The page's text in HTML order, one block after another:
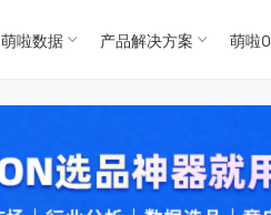
萌啦数据 产品解决方案 萌啦